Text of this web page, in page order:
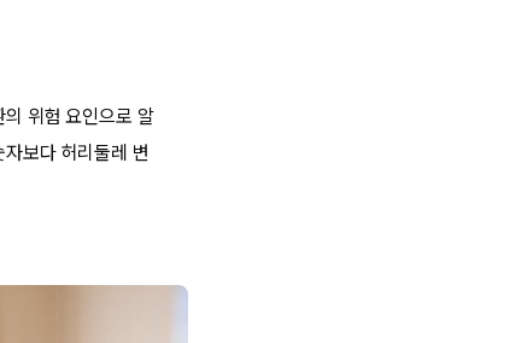
위험 요인으로 알
보다 허리둘레 변